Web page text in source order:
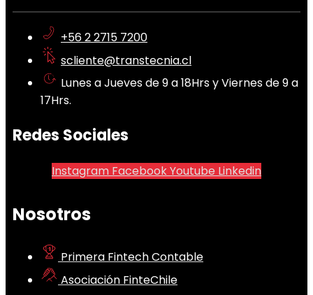
+56 2 2715 7200
scliente@transtecnia.cl
Lunes a Jueves de 9 a 18Hrs y Viernes de 9 a
17Hrs.
Redes Sociales
Instagram FacebookYoutube Linkedin
Nosotros
Primera Fintech Contable
Asociación FinteChile